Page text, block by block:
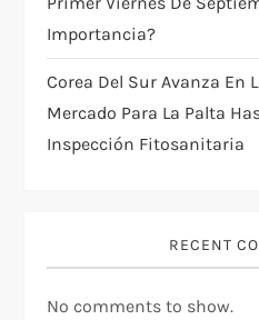
Importancia?
Corea Del Sur Avanza En
Mercado Para La Palta
Inspección Fitosanitaria
RECENT
No comments to show.